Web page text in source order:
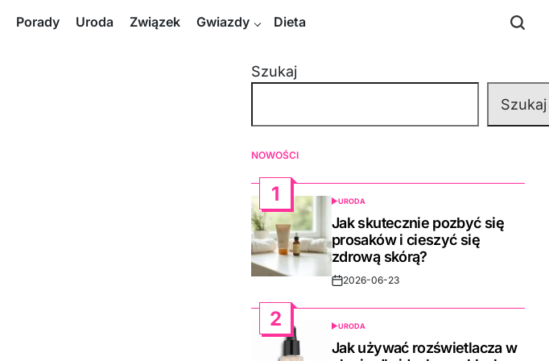
Porady Uroda Związek Gwiazdy Dieta
Szukaj
Szukaj
NOWOŚCI
1
POSTED
IN
URODA
Jak skutecznie pozbyć się
prosaków i cieszyć się
zdrową skórą?
Post2026-06-23
2
POSTED
IN
URODA
Jak używać rozświetlacza w